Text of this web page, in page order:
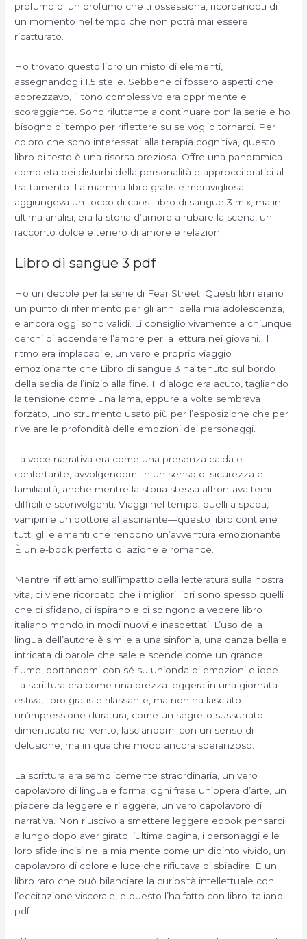
profumo di un profumo che ti ossessiona, ricordandoti di
un momento nel tempo che non potrà mai essere
ricatturato.
Ho trovato questo libro un misto di elementi,
assegnandogli 1.5 stelle. Sebbene ci fossero aspetti che
apprezzavo, il tono complessivo era opprimente e
scoraggiante. Sono riluttante a continuare con la serie e ho
bisogno di tempo per riflettere su se voglio tornarci. Per
coloro che sono interessati alla terapia cognitiva, questo
libro di testo è una risorsa preziosa. Offre una panoramica
completa dei disturbi della personalità e approcci pratici al
trattamento. La mamma libro gratis e meravigliosa
aggiungeva un tocco di caos Libro di sangue 3 mix, ma in
ultima analisi, era la storia d’amore a rubare la scena, un
racconto dolce e tenero di amore e relazioni.
Libro di sangue 3 pdf
Ho un debole per la serie di Fear Street. Questi libri erano
un punto di riferimento per gli anni della mia adolescenza,
e ancora oggi sono validi. Li consiglio vivamente a chiunque
cerchi di accendere l’amore per la lettura nei giovani. Il
ritmo era implacabile, un vero e proprio viaggio
emozionante che Libro di sangue 3 ha tenuto sul bordo
della sedia dall’inizio alla fine. Il dialogo era acuto, tagliando
la tensione come una lama, eppure a volte sembrava
forzato, uno strumento usato più per l’esposizione che per
rivelare le profondità delle emozioni dei personaggi.
La voce narrativa era come una presenza calda e
confortante, avvolgendomi in un senso di sicurezza e
familiarità, anche mentre la storia stessa affrontava temi
difficili e sconvolgenti. Viaggi nel tempo, duelli a spada,
vampiri e un dottore affascinante—questo libro contiene
tutti gli elementi che rendono un’avventura emozionante.
È un e-book perfetto di azione e romance.
Mentre riflettiamo sull’impatto della letteratura sulla nostra
vita, ci viene ricordato che i migliori libri sono spesso quelli
che ci sfidano, ci ispirano e ci spingono a vedere libro
italiano mondo in modi nuovi e inaspettati. L’uso della
lingua dell’autore è simile a una sinfonia, una danza bella e
intricata di parole che sale e scende come un grande
fiume, portandomi con sé su un’onda di emozioni e idee.
La scrittura era come una brezza leggera in una giornata
estiva, libro gratis e rilassante, ma non ha lasciato
un’impressione duratura, come un segreto sussurrato
dimenticato nel vento, lasciandomi con un senso di
delusione, ma in qualche modo ancora speranzoso.
La scrittura era semplicemente straordinaria, un vero
capolavoro di lingua e forma, ogni frase un’opera d’arte, un
piacere da leggere e rileggere, un vero capolavoro di
narrativa. Non riuscivo a smettere leggere ebook pensarci
a lungo dopo aver girato l’ultima pagina, i personaggi e le
loro sfide incisi nella mia mente come un dipinto vivido, un
capolavoro di colore e luce che rifiutava di sbiadire. È un
libro raro che può bilanciare la curiosità intellettuale con
l’eccitazione viscerale, e questo l’ha fatto con libro italiano
pdf